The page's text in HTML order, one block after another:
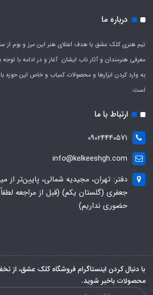
درباره ما
معرفی هنرمندان و آثار ناب ایشان آغاز و در ادامه با توجه
به وارد کردن ابزارها و محصولات کمیاب و خاص این حوزه
است.
ارتباط با ما
09024440571
info@kelkeeshgh.com
دفتر: تهران، مجیدیه شمالی، پایین‌تر از
جعفری (گلستان یکم) (قبل از مراجعه
حضوری نداریم)
با دنبال کردن اینستاگرام فروشگاه کلک عشق، از
محصولات باخبر شوید.